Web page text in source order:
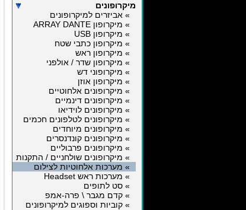
מיקרופונים
» אביזרים למיקרופונים
» מיקרופון ARRAY DANTE
» מיקרופון USB
» מיקרופון כתבי שטח
» מיקרופון ראש
» מיקרופון שדר / אולפני
» מיקרופוני דש
» מיקרופון אוזן
» מיקרופונים אלחוטיים
» מיקרופונים דינמיים
» מיקרופונים לוידיאו
» מיקרופונים לטלפונים חכמים
» מיקרופונים מיוחדים
» מיקרופונים קונדנסרים
» מיקרופונים פרבוליים
» מיקרופונים שולחניים / התקנות
» מערכות אלחוטיות לצילום
» מערכות ראש Headset
» סט לתופים
» קדם מגבר \ פרה-אמפ
» קוביות וספוגים למיקרופונים